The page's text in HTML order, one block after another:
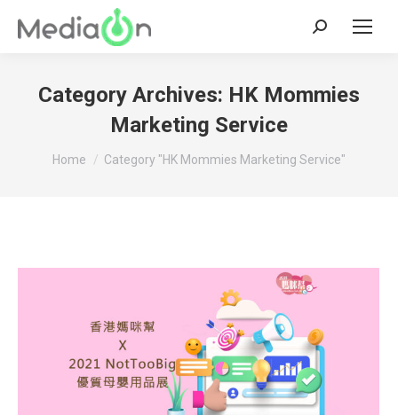
Search:
Category Archives: HK Mommies
Marketing Service
You are here:
Home Category "HK Mommies Marketing Service"